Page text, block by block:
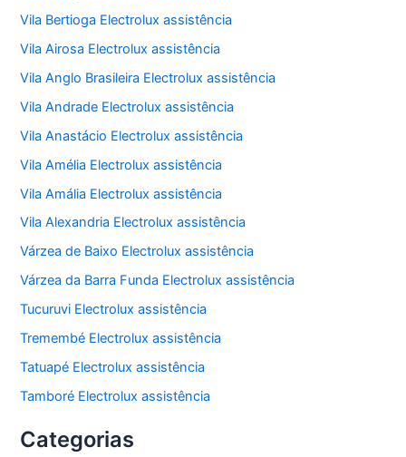
Vila Bertioga Electrolux assistência
Vila Airosa Electrolux assistência
Vila Anglo Brasileira Electrolux assistência
Vila Andrade Electrolux assistência
Vila Anastácio Electrolux assistência
Vila Amélia Electrolux assistência
Vila Amália Electrolux assistência
Vila Alexandria Electrolux assistência
Várzea de Baixo Electrolux assistência
Várzea da Barra Funda Electrolux assistência
Tucuruvi Electrolux assistência
Tremembé Electrolux assistência
Tatuapé Electrolux assistência
Tamboré Electrolux assistência
Categorias